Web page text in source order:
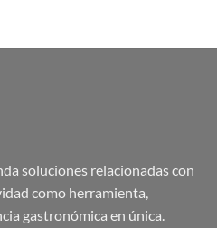
soluciones relacionadas con
como herramienta,
gastronómica en única.